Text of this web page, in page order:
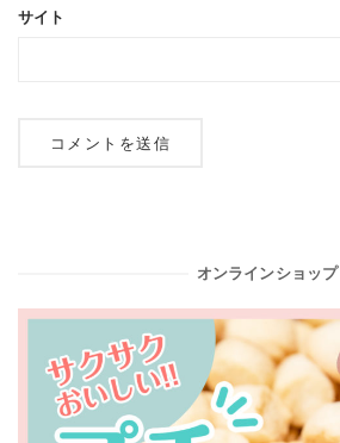
サイト
オンラインショップ